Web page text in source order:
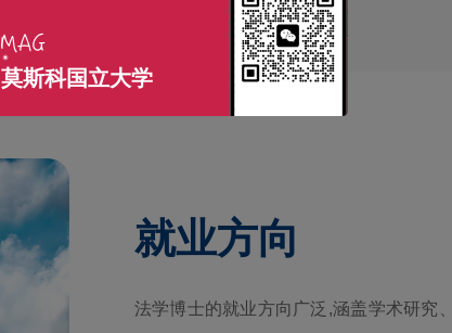
就业方向
法学博士的就业方向广泛,涵盖学术研究
莫斯科国立大学